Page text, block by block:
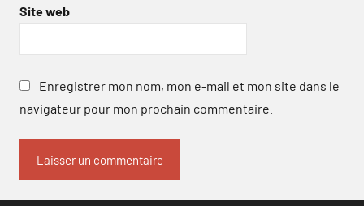
Site web
Enregistrer mon nom, mon e-mail et mon site dans le
navigateur pour mon prochain commentaire.